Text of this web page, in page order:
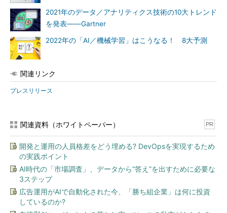
2021年のデータ／アナリティクス技術の10大トレンド
を発表――Gartner
2022年の「AI／機械学習」はこうなる！ 8大予測
関連リンク
プレスリリース
関連資料（ホワイトペーパー） PR
開発と運用の人員格差をどう埋める? DevOpsを実現するため
の実践ポイント
AI時代の「市場調査」、データから“答え”を出すために必要な
3ステップ
広告運用がAIで自動化された今、「勝ち組企業」は何に投資
しているのか?